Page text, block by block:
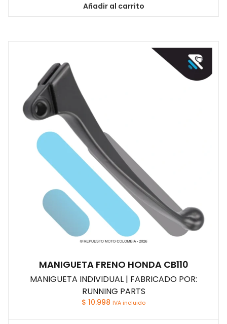
Añadir al carrito
MANIGUETA FRENO HONDA CB110
MANIGUETA INDIVIDUAL | FABRICADO POR:
RUNNING PARTS
$ 10.998 IVA incluido